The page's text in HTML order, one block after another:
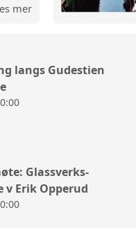
mer
langs Gudestien
Glassverks-
v Erik Opperud